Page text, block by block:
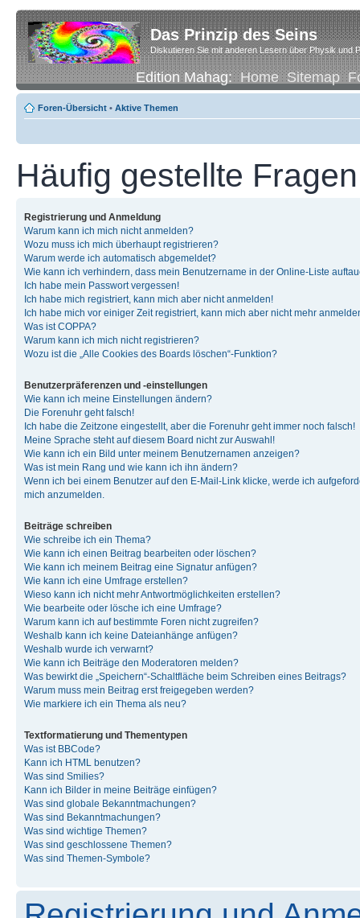
Das Prinzip des Seins
Diskutieren Sie mit anderen Lesern über Physik und
Edition Mahag:Home Sitemap
Foren-Übersicht • Aktive Themen
Häufig gestellte Fragen
Registrierung und Anmeldung
Warum kann ich mich nicht anmelden?
Wozu muss ich mich überhaupt registrieren?
Warum werde ich automatisch abgemeldet?
Wie kann ich verhindern, dass mein Benutzername in der Online-Liste
Ich habe mein Passwort vergessen!
Ich habe mich registriert, kann mich aber nicht anmelden!
Ich habe mich vor einiger Zeit registriert, kann mich aber nicht mehr
Was ist COPPA?
Warum kann ich mich nicht registrieren?
Wozu ist die „Alle Cookies des Boards löschen“-Funktion?
Benutzerpräferenzen und -einstellungen
Wie kann ich meine Einstellungen ändern?
Die Forenuhr geht falsch!
Ich habe die Zeitzone eingestellt, aber die Forenuhr geht immer noch falsch!
Meine Sprache steht auf diesem Board nicht zur Auswahl!
Wie kann ich ein Bild unter meinem Benutzernamen anzeigen?
Was ist mein Rang und wie kann ich ihn ändern?
Wenn ich bei einem Benutzer auf den E-Mail-Link klicke, werde ich
mich anzumelden.
Beiträge schreiben
Wie schreibe ich ein Thema?
Wie kann ich einen Beitrag bearbeiten oder löschen?
Wie kann ich meinem Beitrag eine Signatur anfügen?
Wie kann ich eine Umfrage erstellen?
Wieso kann ich nicht mehr Antwortmöglichkeiten erstellen?
Wie bearbeite oder lösche ich eine Umfrage?
Warum kann ich auf bestimmte Foren nicht zugreifen?
Weshalb kann ich keine Dateianhänge anfügen?
Weshalb wurde ich verwarnt?
Wie kann ich Beiträge den Moderatoren melden?
Was bewirkt die „Speichern“-Schaltfläche beim Schreiben eines Beitrags?
Warum muss mein Beitrag erst freigegeben werden?
Wie markiere ich ein Thema als neu?
Textformatierung und Thementypen
Was ist BBCode?
Kann ich HTML benutzen?
Was sind Smilies?
Kann ich Bilder in meine Beiträge einfügen?
Was sind globale Bekanntmachungen?
Was sind Bekanntmachungen?
Was sind wichtige Themen?
Was sind geschlossene Themen?
Was sind Themen-Symbole?